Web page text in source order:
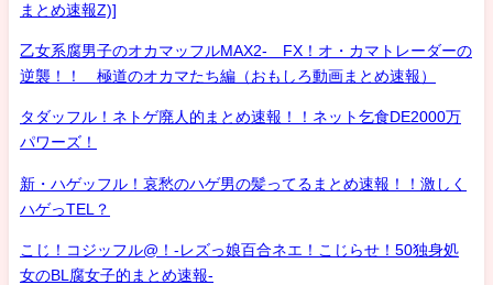
まとめ速報Z)]
乙女系腐男子のオカマッフルMAX2- FX！オ・カマトレーダーの
逆襲！！ 極道のオカマたち編（おもしろ動画まとめ速報）
タダッフル！ネトゲ廃人的まとめ速報！！ネット乞食DE2000万
パワーズ！
新・ハゲッフル！哀愁のハゲ男の髪ってるまとめ速報！！激しく
ハゲっTEL？
こじ！コジッフル@！-レズっ娘百合ネエ！こじらせ！50独身処
女のBL腐女子的まとめ速報-